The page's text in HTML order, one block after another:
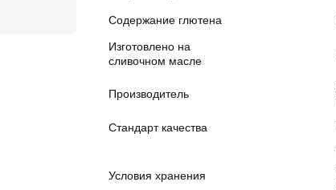
Содержание глютена
Изготовлено на
сливочном масле
Производитель
Стандарт качества
Условия хранения